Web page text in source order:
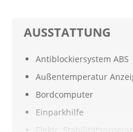
AUSSTATTUNG
Antiblockiersystem ABS
Außentemperatur
Bordcomputer
Einparkhilfe